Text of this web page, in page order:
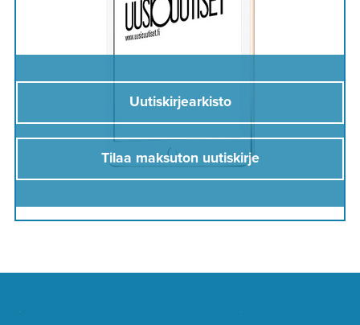
Uutiskirjearkisto
Tilaa maksuton uutiskirje